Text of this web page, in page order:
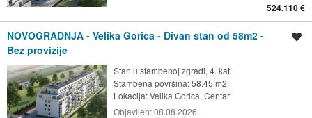
524.110 €
NOVOGRADNJA - Velika Gorica - Divan stan od 58m2 -
Bez provizije
Stan u stambenoj zgradi, 4. kat
Stambena površina: 58.45 m2
Lokacija:Velika Gorica, Centar
Objavljen:08.08.2026.